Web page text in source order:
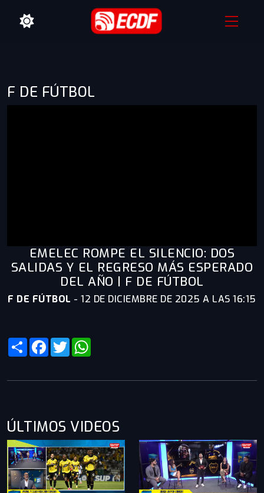
F DE FÚTBOL
EMELEC ROMPE EL SILENCIO: DOS
SALIDAS Y EL REGRESO MÁS ESPERADO
DEL AÑO | F DE FÚTBOL
F DE FÚTBOL -12 DE DICIEMBRE DE 2025 A LAS 16:15
ShareFacebook
Twitter
ÚLTIMOS VIDEOS